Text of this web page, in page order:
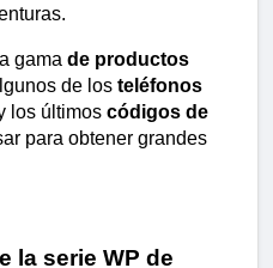
gama de productos
de los teléfonos
los últimos códigos de
para obtener grandes
la serie WP de